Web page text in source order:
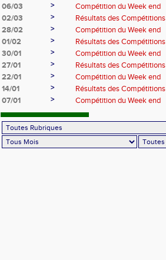
06/03
>
Compétition du Week end
02/03
>
Résultats des Compétitions
28/02
>
Compétition du Week end
01/02
>
Résultats des Compétitions
30/01
>
Compétition du Week end
27/01
>
Résultats des Compétitions
22/01
>
Compétition du Week end
14/01
>
Résultats des Compétitions
07/01
> Compétition du Week end